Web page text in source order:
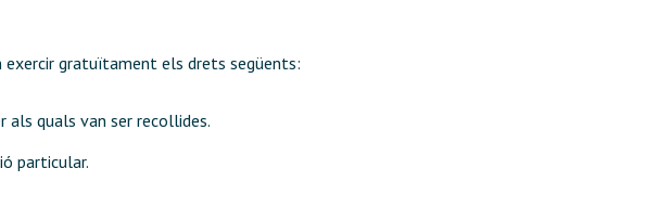
gratuïtament els drets següents:
als quals van ser recollides.
particular.